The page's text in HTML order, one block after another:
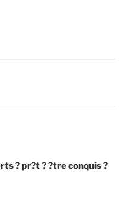
? pr?t ? ?tre conquis ?